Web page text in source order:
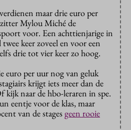
maar drie euro per
Mylou Miché de
voor. Een achttienjarige in
keer zoveel en voor een
drie tot vier keer zo hoog.
euro per uur nog van geluk
krijgt iets meer dan de
kijk naar de hbo-leraren in spe.
eentje voor de klas, maar
van de stagesgeen rooie